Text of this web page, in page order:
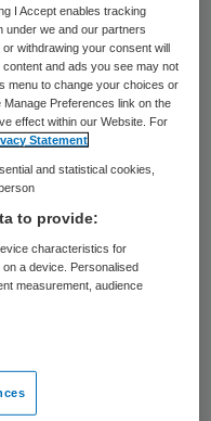
vertraging in de
uit op de hulp
de
krijgen de hulp
heeft en dat
als dat de
Dat wil
dat kinderen niet
belangen
van het
I Accept enables tracking
under we and our partners
withdrawing your consent will
and ads you see may not
menu to change your choices or
Preferences link on the
effect within our Website. For
Statement
and statistical cookies,
to provide:
characteristics for
a device. Personalised
measurement, audience